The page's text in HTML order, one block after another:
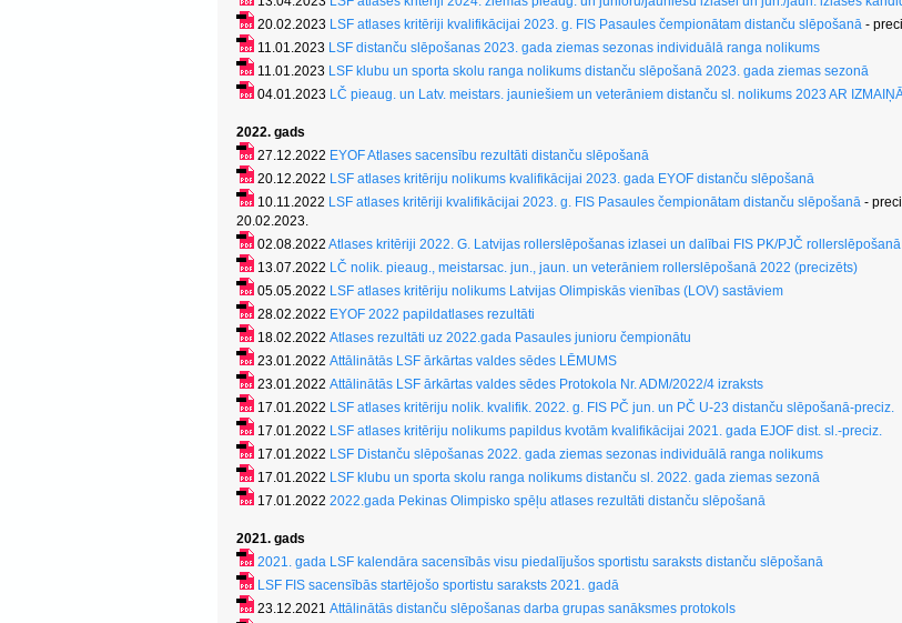
20.02.2023 LSF atlases kritēriji kvalifikācijai 2023. g. FIS Pasaules čempionātam distanču slēpošanā -
11.01.2023 LSF distanču slēpošanas 2023. gada ziemas sezonas individuālā ranga nolikums
11.01.2023 LSF klubu un sporta skolu ranga nolikums distanču slēpošanā 2023. gada ziemas sezonā
04.01.2023 LČ pieaug. un Latv. meistars. jauniešiem un veterāniem distanču sl. nolikums 2023 AR
2022. gads
27.12.2022 EYOF Atlases sacensību rezultāti distanču slēpošanā
20.12.2022 LSF atlases kritēriju nolikums kvalifikācijai 2023. gada EYOF distanču slēpošanā
10.11.2022 LSF atlases kritēriji kvalifikācijai 2023. g. FIS Pasaules čempionātam distanču slēpošanā -
20.02.2023.
02.08.2022 Atlases kritēriji 2022. G. Latvijas rollerslēpošanas izlasei un dalībai FIS PK/PJČ rollerslēpošanā
13.07.2022 LČ nolik. pieaug., meistarsac. jun., jaun. un veterāniem rollerslēpošanā 2022 (precizēts)
05.05.2022 LSF atlases kritēriju nolikums Latvijas Olimpiskās vienības (LOV) sastāviem
28.02.2022 EYOF 2022 papildatlases rezultāti
18.02.2022 Atlases rezultāti uz 2022.gada Pasaules junioru čempionātu
23.01.2022 Attālinātās LSF ārkārtas valdes sēdes LĒMUMS
23.01.2022 Attālinātās LSF ārkārtas valdes sēdes Protokola Nr. ADM/2022/4 izraksts
17.01.2022 LSF atlases kritēriju nolik. kvalifik. 2022. g. FIS PČ jun. un PČ U-23 distanču slēpošanā-preciz.
17.01.2022 LSF atlases kritēriju nolikums papildus kvotām kvalifikācijai 2021. gada EJOF dist. sl.-preciz.
17.01.2022 LSF Distanču slēpošanas 2022. gada ziemas sezonas individuālā ranga nolikums
17.01.2022 LSF klubu un sporta skolu ranga nolikums distanču sl. 2022. gada ziemas sezonā
17.01.2022 2022.gada Pekinas Olimpisko spēļu atlases rezultāti distanču slēpošanā
2021. gads
2021. gada LSF kalendāra sacensībās visu piedalījušos sportistu saraksts distanču slēpošanā
LSF FIS sacensībās startējošo sportistu saraksts 2021. gadā
23.12.2021 Attālinātās distanču slēpošanas darba grupas sanāksmes protokols